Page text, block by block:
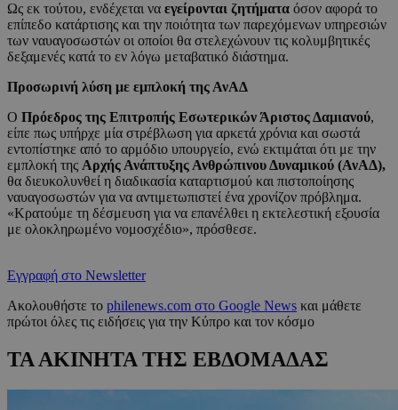
Ως εκ τούτου, ενδέχεται να εγείρονται ζητήματα όσον αφορά το
επίπεδο κατάρτισης και την ποιότητα των παρεχόμενων υπηρεσιών
των ναυαγοσωστών οι οποίοι θα στελεχώνουν τις κολυμβητικές
δεξαμενές κατά το εν λόγω μεταβατικό διάστημα.
Προσωρινή λύση με εμπλοκή της ΑνΑΔ
Ο Πρόεδρος της Επιτροπής Εσωτερικών Άριστος Δαμιανού,
είπε πως υπήρχε μία στρέβλωση για αρκετά χρόνια και σωστά
εντοπίστηκε από το αρμόδιο υπουργείο, ενώ εκτιμάται ότι με την
εμπλοκή της Αρχής Ανάπτυξης Ανθρώπινου Δυναμικού (ΑνΑΔ),
θα διευκολυνθεί η διαδικασία καταρτισμού και πιστοποίησης
ναυαγοσωστών για να αντιμετωπιστεί ένα χρονίζον πρόβλημα.
«Κρατούμε τη δέσμευση για να επανέλθει η εκτελεστική εξουσία
με ολοκληρωμένο νομοσχέδιο», πρόσθεσε.
Εγγραφή στο Newsletter
Ακολουθήστε το philenews.com στο Google News και μάθετε
πρώτοι όλες τις ειδήσεις για την Κύπρο και τον κόσμο
ΤΑ ΑΚΙΝΗΤΑ ΤΗΣ ΕΒΔΟΜΑΔΑΣ